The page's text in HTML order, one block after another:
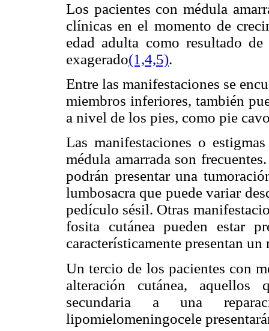
Los pacientes con médula
clínicas en el momento de
edad adulta como resultado
exagerado(1,4,5).
Entre las manifestaciones se
miembros inferiores, también
a nivel de los pies, como pie
Las manifestaciones o
médula amarrada son
podrán presentar una
lumbosacra que puede variar
pedículo sésil. Otras
fosita cutánea pueden estar
característicamente presentan
Un tercio de los pacientes con
alteración cutánea, aquellos
secundaria a una
lipomielomeningocele